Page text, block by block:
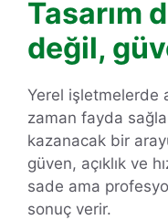
Tasarım
değil,
Yerel işletmelerde
zaman fayda
kazanacak bir
güven, açıklık ve
sade ama
sonuç verir.